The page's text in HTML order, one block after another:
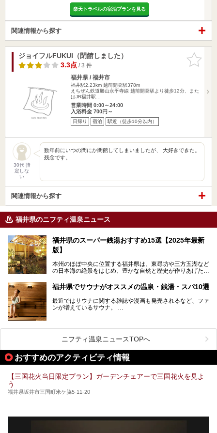
楽天トラベルの宿泊プランを見る
関連情報から探す
お気に入
りに追加
ジョイフルFUKUI（閉館しました）
3.3点/ 3 件
福井県 / 福井市
福井駅2.23km 越前開発駅378m
えちぜん鉄道勝山永平寺線 越前開発駅より徒歩12分、また
はJR福井駅…
営業時間 0:00～24:00
入浴料金 700円～
日帰り 宿泊 駅近（徒歩10分以内）
30代 指
定しな
い
数年前にいつの間にか閉館してしまいましたが、 大好きできた。
残念です。
関連情報から探す
福井県のニフティ温泉ニュース
福井県のスーパー銭湯おすすめ15選【2025年最新
版】
本州のほぼ中央に位置する福井県は、東尋坊や三方五湖など
の日本海の絶景をはじめ、豊かな自然と歴史が作りあげた見
る海産物、越前そば、ソースかつ丼などのグルメも人気で
す。
2024年春の北陸新幹線の延伸により、関西地方のみならず
首都圏からもアクセスしやすくなりました。今回は、そんな
福井県でおすすめのスーパー銭湯をご紹介します。
福井県でサウナがオススメの温泉・銭湯・スパ10選
最近ではサウナに関する雑誌や漫画も発売されるなど、ファ
ンが増えているサウナ。
チームサウナ、塩サウナなどが存在し、施設によって様々な
こだわりを持つ施設も増えています。
ススメ温泉・銭湯・スパを10件まとめてご紹介します。
ニフティ温泉ニュースTOPへ
おすすめのアクティビティ情報
【三国花火当日限定プラン】ガーデンチェアーで三国花火を見よ
う
福井県坂井市三国町米ケ脇5-11-20